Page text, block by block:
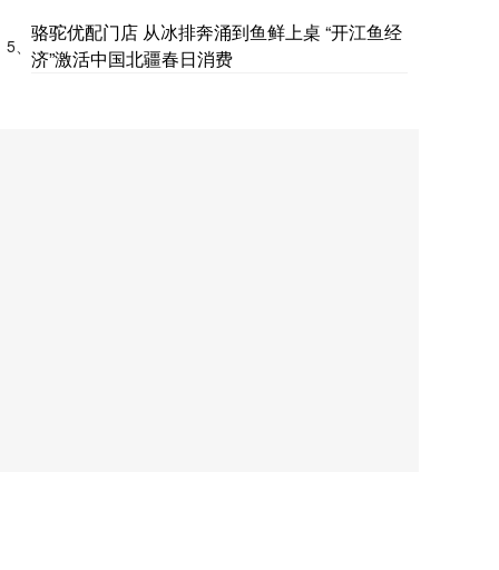
5、
骆驼优配门店 从冰排奔涌到鱼鲜上桌 “开江鱼经
济”激活中国北疆春日消费